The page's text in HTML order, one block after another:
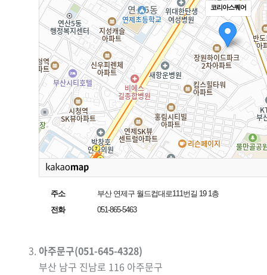
코리아스퀘어
주소
부산 연제구 월드컵대로111번길 19 1층
전화
051-865-5463
아주문구(051-645-4328)
부산 남구 진남로 116 아주문구